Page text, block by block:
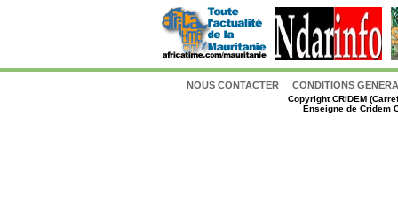
NOUS CONTACTER CONDITIONS
CopyrightCRIDEM
Enseigne de Cridem